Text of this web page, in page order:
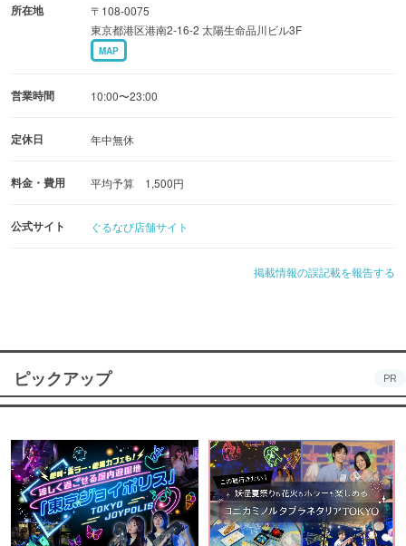
■豊富なメニューが勢ぞろい！
ラーメンや餃子、炒飯など定番中華料理から季節限定のメ
手軽に楽しめる多彩なメニューをご用意！
■広く快適な空間！
ー席をご用意
ご家族やママ友との会食にもおすすめです！
所在地
〒108-0075
東京都港区港南2-16-2 太陽生命品川ビル3F
MAP
営業時間 10:00〜23:00
定休日 年中無休
料金・費用 平均予算 1,500円
公式サイト ぐるなび店舗サイト
掲載情報の誤記載を報告する
ピックアップ PR